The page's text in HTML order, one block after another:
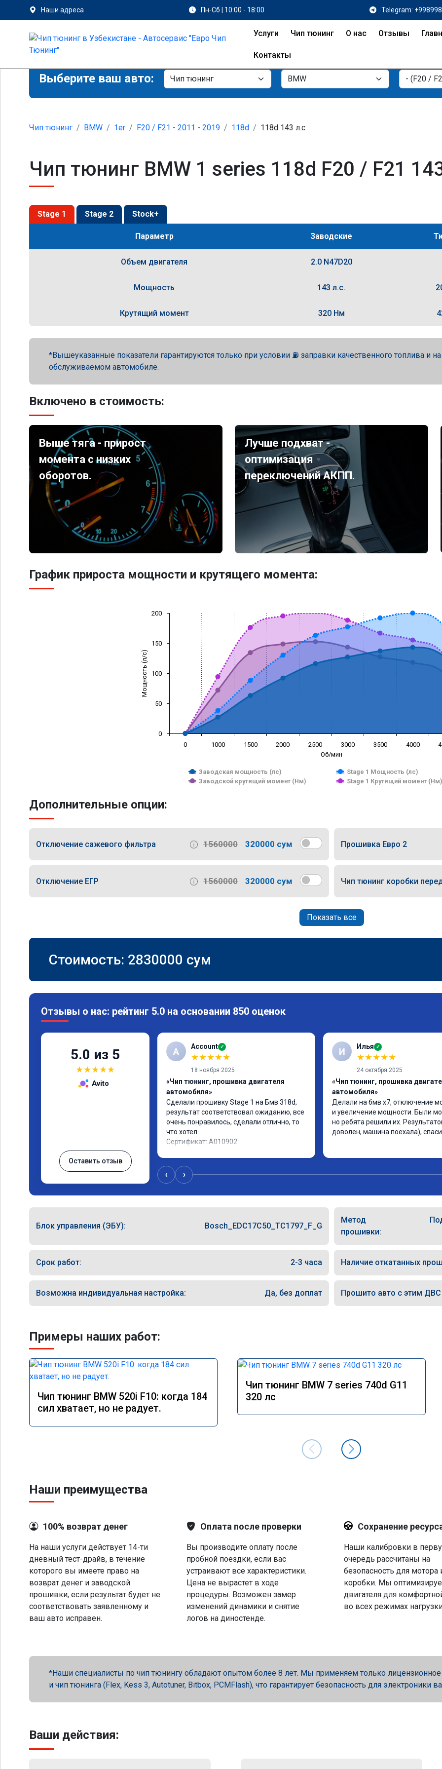
Наши адреса Пн-Сб | 10:00 - 18:00 Telegram:
Услуги Чип тюнинг О нас Отзывы
Контакты
Выберите ваш авто:
Чип тюнинг BMW 1er F20 / F21 - 2011 - 2019 118d 118d 143 л.с
Чип тюнинг BMW 1 series 118d F20 / F21
Stage 1 Stage 2 Stock+
Параметр Заводские
Объем двигателя 2.0 N47D20
Мощность 143 л.с.
Крутящий момент 320 Нм
Вышеуказанные показатели гарантируются только при условии ⛽ заправки качественного топлива и
обслуживаемом автомобиле.
Включено в стоимость:
Выше тяга - прирост
момента с низких
оборотов.
Лучше подхват -
оптимизация
переключений АКПП.
График прироста мощности и крутящего момента:
Об/мин
Мощность (л/с)
Заводская мощность (лс)
Stage 1 Мощность (лс)
Заводской крутящий момент (Нм)
Stage 1 Крутящий момент (Нм)
0 1000 1500 2000 2500 3000 3500 4000
0
50
100
150
200
Дополнительные опции:
Отключение сажевого фильтра 1560000 320000 сум Прошивка Евро 2
Отключение ЕГР 1560000 320000 сум Чип тюнинг коробки
Показать все
Стоимость: 2830000 сум
Отзывы о нас: рейтинг 5.0 на основании 850 оценок
5.0 из 5
★★★★★
Avito
Оставить отзыв
A Account ✓
★★★★★
18 ноября 2025
«Чип тюнинг, прошивка двигателя
автомобиля»
Сделали прошивку Stage 1 на Бмв 318d,
результат соответствовал ожиданию, все
очень понравилось, сделали отлично, то
что хотел.
Сертификат: A010902
И Илья ✓
★★★★★
24 октября 2025
«Чип тюнинг, прошивка
автомобиля»
Делали на бмв х7, отключение
и увеличение мощности. Были
но ребята решили их.
доволен, машина поехала),
‹ ›
Блок управления (ЭБУ): Bosch_EDC17C50_TC1797_F_G
Метод
прошивки:
Срок работ: 2-3 часа Наличие откатанных
Возможна индивидуальная настройка: Да, без доплат Прошито авто с этим ДВС
Примеры наших работ:
Чип тюнинг BMW 520i F10: когда 184
сил хватает, но не радует.
Чип тюнинг BMW 7 series 740d G11
320 лс
Наши преимущества
100% возврат денег
На наши услуги действует 14-ти
дневный тест-драйв, в течение
которого вы имеете право на
возврат денег и заводской
прошивки, если результат будет не
соответствовать заявленному и
ваш авто исправен.
Оплата после проверки
Вы производите оплату после
пробной поездки, если вас
устраивают все характеристики.
Цена не вырастет в ходе
процедуры. Возможен замер
изменений динамики и снятие
логов на диностенде.
Сохранение
Наши калибровки в
очередь рассчитаны на
безопасность для мотора
коробки. Мы
двигателя для
во всех режимах
Наши специалисты по чип тюнингу обладают опытом более 8 лет. Мы применяем только лицензионное
и чип тюнинга (Flex, Kess 3, Autotuner, Bitbox, PCMFlash), что гарантирует безопасность для электроники
Ваши действия: